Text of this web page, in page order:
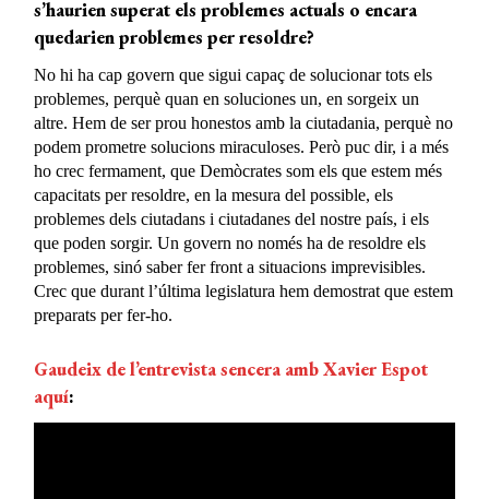
s’haurien superat els problemes actuals o encara
quedarien problemes per resoldre?
No hi ha cap govern que sigui capaç de solucionar tots els
problemes, perquè quan en soluciones un, en sorgeix un
altre. Hem de ser prou honestos amb la ciutadania, perquè no
podem prometre solucions miraculoses. Però puc dir, i a més
ho crec fermament, que Demòcrates som els que estem més
capacitats per resoldre, en la mesura del possible, els
problemes dels ciutadans i ciutadanes del nostre país, i els
que poden sorgir. Un govern no només ha de resoldre els
problemes, sinó saber fer front a situacions imprevisibles.
Crec que durant l’última legislatura hem demostrat que estem
preparats per fer-ho.
Gaudeix de l’entrevista sencera amb Xavier Espot
aquí: